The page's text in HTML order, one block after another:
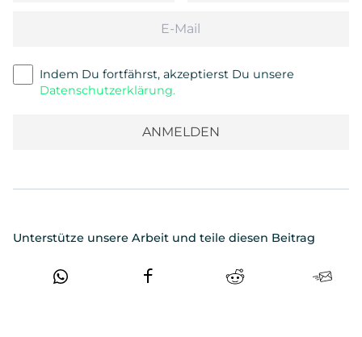
Indem Du fortfährst, akzeptierst Du unsere
Datenschutzerklärung.
Unterstütze unsere Arbeit und teile diesen Beitrag